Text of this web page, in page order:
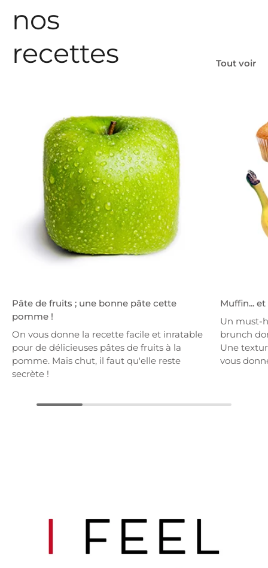
nos
recettes
Tout voir
Pâte de fruits ; une bonne pâte cette
pomme !
On vous donne la recette facile et inratable
pour de délicieuses pâtes de fruits à la
pomme. Mais chut, il faut qu'elle reste
secrète !
Muffin...
Un must-
brunch
Une
vous